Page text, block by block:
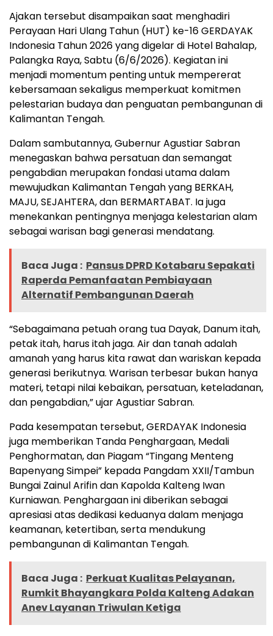
Ajakan tersebut disampaikan saat menghadiri
Perayaan Hari Ulang Tahun (HUT) ke-16 GERDAYAK
Indonesia Tahun 2026 yang digelar di Hotel Bahalap,
Palangka Raya, Sabtu (6/6/2026). Kegiatan ini
menjadi momentum penting untuk mempererat
kebersamaan sekaligus memperkuat komitmen
pelestarian budaya dan penguatan pembangunan di
Kalimantan Tengah.
Dalam sambutannya, Gubernur Agustiar Sabran
menegaskan bahwa persatuan dan semangat
pengabdian merupakan fondasi utama dalam
mewujudkan Kalimantan Tengah yang BERKAH,
MAJU, SEJAHTERA, dan BERMARTABAT. Ia juga
menekankan pentingnya menjaga kelestarian alam
sebagai warisan bagi generasi mendatang.
Baca Juga : Pansus DPRD Kotabaru Sepakati
Raperda Pemanfaatan Pembiayaan
Alternatif Pembangunan Daerah
“Sebagaimana petuah orang tua Dayak, Danum itah,
petak itah, harus itah jaga. Air dan tanah adalah
amanah yang harus kita rawat dan wariskan kepada
generasi berikutnya. Warisan terbesar bukan hanya
materi, tetapi nilai kebaikan, persatuan, keteladanan,
dan pengabdian,” ujar Agustiar Sabran.
Pada kesempatan tersebut, GERDAYAK Indonesia
juga memberikan Tanda Penghargaan, Medali
Penghormatan, dan Piagam “Tingang Menteng
Bapenyang Simpei” kepada Pangdam XXII/Tambun
Bungai Zainul Arifin dan Kapolda Kalteng Iwan
Kurniawan. Penghargaan ini diberikan sebagai
apresiasi atas dedikasi keduanya dalam menjaga
keamanan, ketertiban, serta mendukung
pembangunan di Kalimantan Tengah.
Baca Juga : Perkuat Kualitas Pelayanan,
Rumkit Bhayangkara Polda Kalteng Adakan
Anev Layanan Triwulan Ketiga